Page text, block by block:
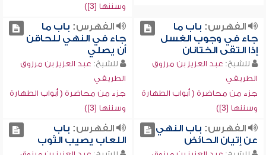
وسننها [3])
الفهرس: باب ما
جاء في وجوب الغسل
إذا التقى الختانان
للشيخ: عبد العزيز بن مرزوق
الطريفي
جزء من محاضرة ( أبواب الطهارة
وسننها [3])
الفهرس: باب ما
جاء في النهي للحاقن
أن يصلي
للشيخ: عبد العزيز بن مرزوق
الطريفي
جزء من محاضرة ( أبواب الطهارة
وسننها [3])
الفهرس: باب النهي
عن إتيان الحائض
الفهرس: باب
اللعاب يصيب الثوب